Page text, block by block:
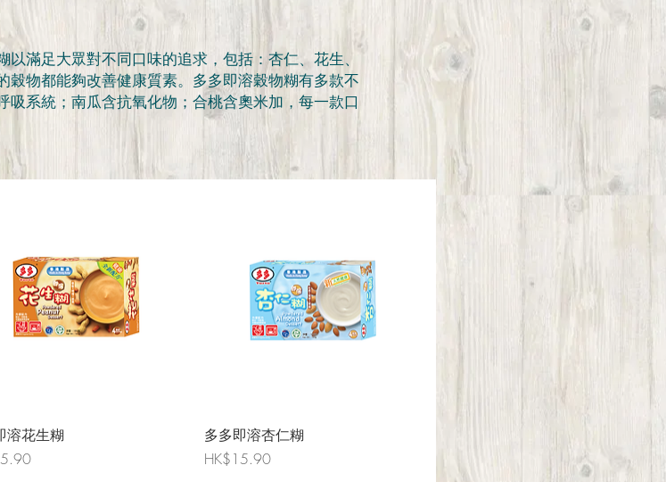
溶花生糊
多多即溶杏仁糊
Price
HK$15.90
滿足大眾對不同口味的追求，包括：杏仁、花生、
穀物都能夠改善健康質素。多多即溶穀物糊有多款不
吸系統；南瓜含抗氧化物；合桃含奧米加，每一款口